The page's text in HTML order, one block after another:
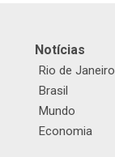
Notícias
Rio de Janeiro
Brasil
Mundo
Economia